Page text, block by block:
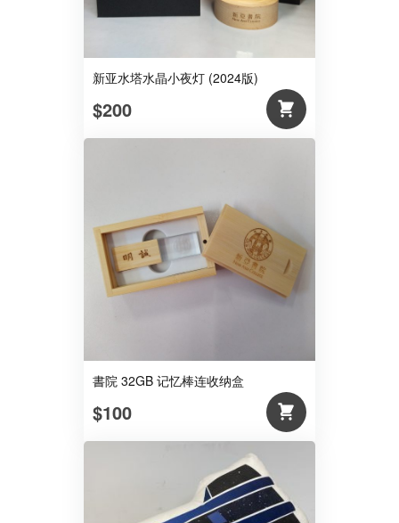
新亚水塔水晶小夜灯 (2024版)
$200
書院 32GB 记忆棒连收纳盒
$100